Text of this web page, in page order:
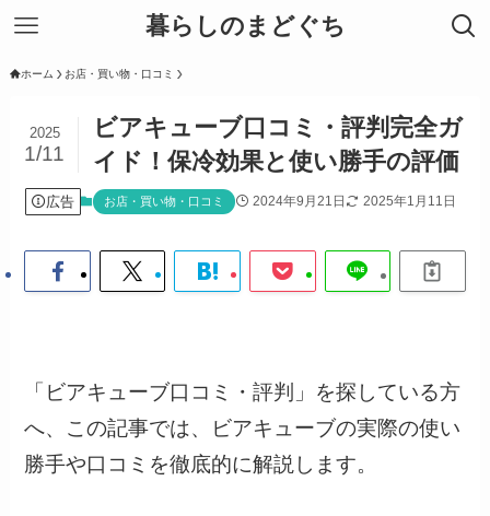
暮らしのまどぐち
ホーム お店・買い物・口コミ
ビアキューブ口コミ・評判完全ガ
イド！保冷効果と使い勝手の評価
2025
1/11
広告 お店・買い物・口コミ 2024年9月21日 2025年1月11日
「ビアキューブ口コミ・評判」を探している方
へ、この記事では、ビアキューブの実際の使い
勝手や口コミを徹底的に解説します。